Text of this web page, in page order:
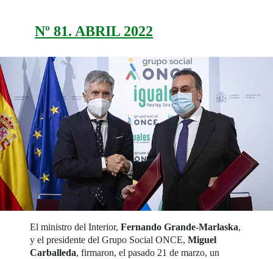
Nº 81. ABRIL 2022
El ministro del Interior,Fernando Grande-Marlaska,
y el presidente del Grupo Social ONCE,Miguel
Carballeda, firmaron, el pasado 21 de marzo, un